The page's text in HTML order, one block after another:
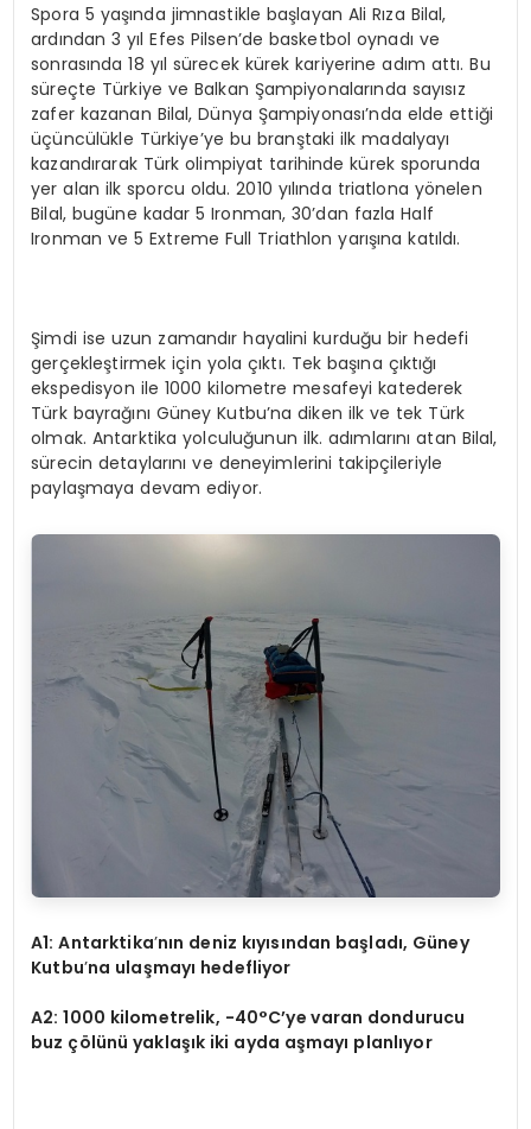
Spora 5 yaşında jimnastikle başlayan Ali Rıza Bilal,
ardından 3 yıl Efes Pilsen’de basketbol oynadı ve
sonrasında 18 yıl sürecek kürek kariyerine adım attı. Bu
süreçte Türkiye ve Balkan Şampiyonalarında sayısız
zafer kazanan Bilal, Dünya Şampiyonası’nda elde ettiği
üçüncülükle Türkiye’ye bu branştaki ilk madalyayı
kazandırarak Türk olimpiyat tarihinde kürek sporunda
yer alan ilk sporcu oldu. 2010 yılında triatlona yönelen
Bilal, bugüne kadar 5 Ironman, 30’dan fazla Half
Ironman ve 5 Extreme Full Triathlon yarışına katıldı.
Şimdi ise uzun zamandır hayalini kurduğu bir hedefi
gerçekleştirmek için yola çıktı. Tek başına çıktığı
ekspedisyon ile 1000 kilometre mesafeyi katederek
Türk bayrağını Güney Kutbu’na diken ilk ve tek Türk
olmak. Antarktika yolculuğunun ilk. adımlarını atan Bilal,
sürecin detaylarını ve deneyimlerini takipçileriyle
paylaşmaya devam ediyor.
A1: Antarktika’nın deniz kıyısından başladı, Güney
Kutbu’na ulaşmayı hedefliyor
A2: 1000 kilometrelik, -40°C’ye varan dondurucu
buz çölünü yaklaşık iki ayda aşmayı planlıyor